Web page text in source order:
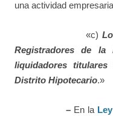
una actividad
«c)
Registradores de la
liquidadores
Distrito Hipotecario.»
– En la